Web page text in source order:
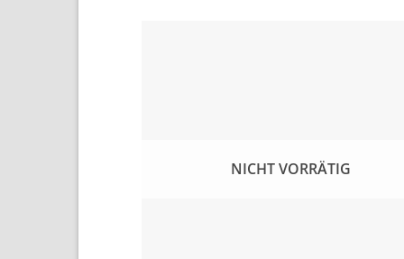
NICHT VORRÄTIG